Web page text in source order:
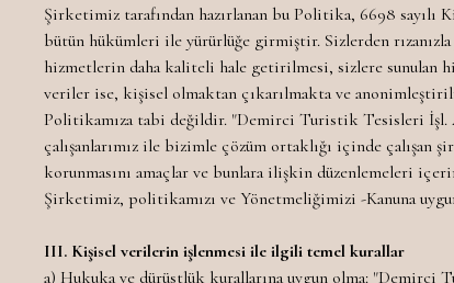
Şirketimiz tarafından hazırlanan bu Politika, 6698 sayılı
bütün hükümleri ile yürürlüğe girmiştir. Sizlerden
hizmetlerin daha kaliteli hale getirilmesi, sizlere sunulan
veriler ise, kişisel olmaktan çıkarılmakta ve
Politikamıza tabi değildir. "Demirci Turistik Tesisleri İşl.
çalışanlarımız ile bizimle çözüm ortaklığı içinde
korunmasını amaçlar ve bunlara ilişkin düzenlemeleri
Şirketimiz, politikamızı ve Yönetmeliğimizi -Kanuna
III. Kişisel verilerin işlenmesi ile ilgili temel kurallar
a) Hukuka ve dürüstlük kurallarına uygun olma: "Demirci